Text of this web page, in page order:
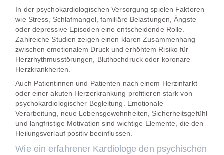
In der psychokardiologischen Versorgung spielen Faktoren
wie Stress, Schlafmangel, familiäre Belastungen, Ängste
oder depressive Episoden eine entscheidende Rolle.
Zahlreiche Studien zeigen einen klaren Zusammenhang
zwischen emotionalem Druck und erhöhtem Risiko für
Herzrhythmusstörungen, Bluthochdruck oder koronare
Herzkrankheiten.
Auch Patientinnen und Patienten nach einem Herzinfarkt
oder einer akuten Herzerkrankung profitieren stark von
psychokardiologischer Begleitung. Emotionale
Verarbeitung, neue Lebensgewohnheiten, Sicherheitsgefühl
und langfristige Motivation sind wichtige Elemente, die den
Heilungsverlauf positiv beeinflussen.
Wie ein erfahrener Kardiologe den psychischen